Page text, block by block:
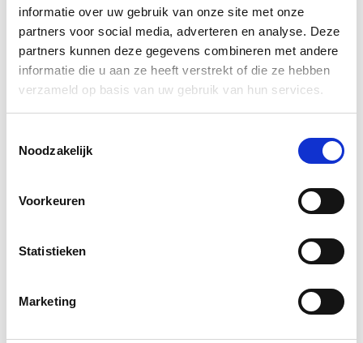
informatie over uw gebruik van onze site met onze
partners voor social media, adverteren en analyse. Deze
partners kunnen deze gegevens combineren met andere
informatie die u aan ze heeft verstrekt of die ze hebben
verzameld op basis van uw gebruik van hun services.
Noodzakelijk
Voorkeuren
Statistieken
Marketing
ouderengeneeskunde en andere behandelaren en
zorgprofessionals die hierin geïnteresseerd zijn. De
voertaal is Engels.
Accreditatie is aangevraagd voor het Kwaliteitsregister
Ouderengeneeskunde (5 punten toegekend) en voor
Psychiaters. Met o.a. Jan Oyebode, Lies van Assche, Liz
Sampson, Bettina Husebø & Clive Ballard
𝗞𝗼𝘀𝘁𝗲𝗻: €95,- (opleidingen/aios/promovendi betalen